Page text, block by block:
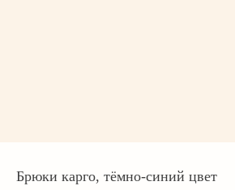
Брюки карго, тёмно-синий цвет